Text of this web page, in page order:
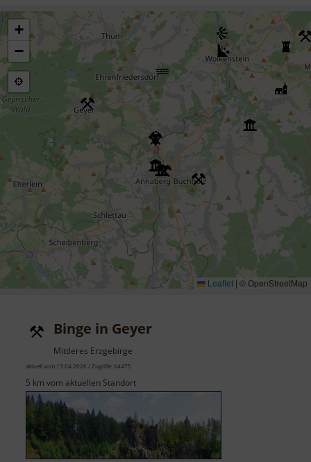
+
−
Leaflet | © OpenStreetMap
Binge in Geyer
Mittleres Erzgebirge
aktuell vom 13.04.2026 / Zugriffe: 64475
5 km vom aktuellen Standort